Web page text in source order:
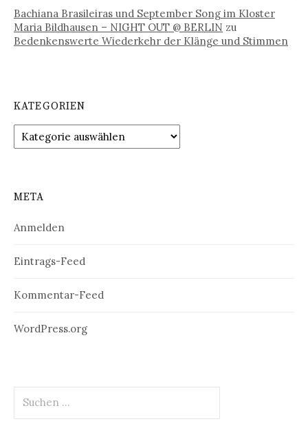
Bachiana Brasileiras und September Song im Kloster
Maria Bildhausen – NIGHT OUT @ BERLIN zu
Bedenkenswerte Wiederkehr der Klänge und Stimmen
KATEGORIEN
Kategorien
META
Anmelden
Eintrags-Feed
Kommentar-Feed
WordPress.org
nach: